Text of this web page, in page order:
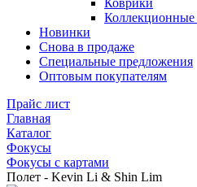
Коврики
Новинки
Снова в продаже
Специальные предложения
Оптовым покупателям
Прайс лист
Главная
Каталог
Фокусы
Фокусы с картами
Полет - Kevin Li & Shin Lim